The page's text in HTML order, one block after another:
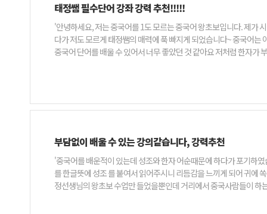
태정쌤 필수단어 강좌 강력 추천!!!!!
'안녕하세요, 저는 중국어를 1도 모르는 중국어 왕초보입니다. 제가
다가 저도 모르게 태정쌤의 매력에 푹 빠지게 되었습니다~ 중국어
중국어 단어를 배울 수 있어서 너무 좋았던 것 같아요 저처럼 한자
부담없이 배울 수 있는 강의같습니다, 강력추천
'중국어를 배운적이 있는데 성조와 한자 어순때문에 하다가 포기하
를 한글뜻에 성조 를 붙여서 읽어주시니 리듬감을 느끼게 되어 귀에
정선생님의 왕초보 수업만 들었을뿐인데 거리에서 중국사람들이 하는 말 중 간단한 대화가 귀에 들려 넘 신기했습니다. 저처럼 한자 외우는것이 부담이 가거나 중국어를 쉽고 빠르게 재미있게 접하고